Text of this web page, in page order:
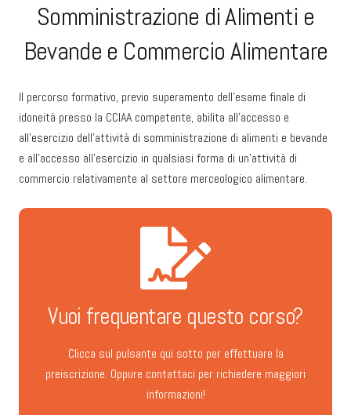
Somministrazione di Alimenti e
Bevande e Commercio Alimentare
Il percorso formativo, previo superamento dell’esame finale di
idoneità presso la CCIAA competente, abilita all’accesso e
all’esercizio dell’attività di somministrazione di alimenti e bevande
e all’accesso all’esercizio in qualsiasi forma di un’attività di
commercio relativamente al settore merceologico alimentare.
Vuoi frequentare questo corso?
Clicca sul pulsante qui sotto per effettuare la
preiscrizione. Oppure contattaci per richiedere maggiori
informazioni!